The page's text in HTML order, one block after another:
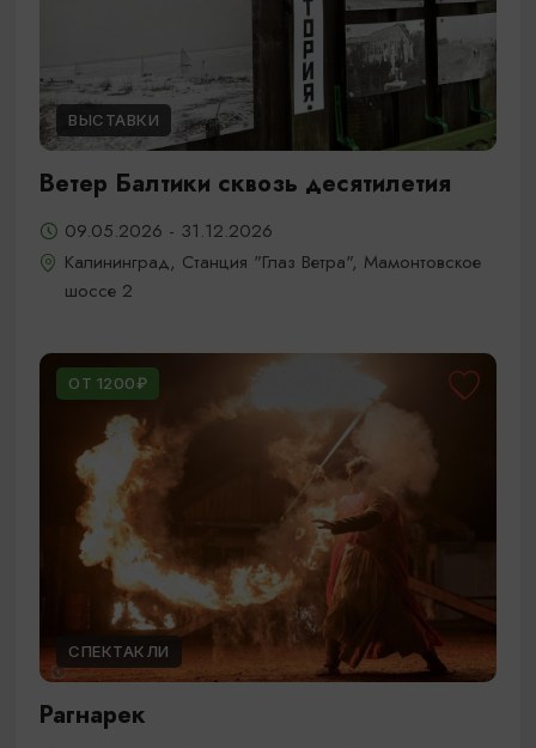
ВЫСТАВКИ
Ветер Балтики сквозь десятилетия
09.05.2026 - 31.12.2026
Калининград, Станция "Глаз Ветра", Мамонтовское
шоссе 2
ОТ 1200₽
СПЕКТАКЛИ
Рагнарек